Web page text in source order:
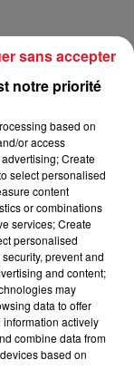
jour, il est
ouvert de 16h à
concours
Le tout
de goodies.
interdisant
la journée et
commune.
notre priorité
based on
or access
Create
select personalised
content
or combinations
services; Create
personalised
prevent and
and content;
may
data to offer
actively
combine data from
based on
sans accepter